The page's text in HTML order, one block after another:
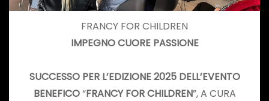
FRANCY FOR CHILDREN
IMPEGNO CUORE PASSIONE
SUCCESSO PER L’EDIZIONE 2025 DELL’EVENTO
BENEFICO“FRANCY FOR CHILDREN”, A CURA